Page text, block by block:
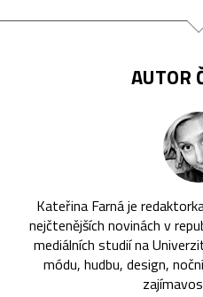
AUTOR
Kateřina Farná je
nejčtenějších novinách v
mediálních studií na
módu, hudbu, design,